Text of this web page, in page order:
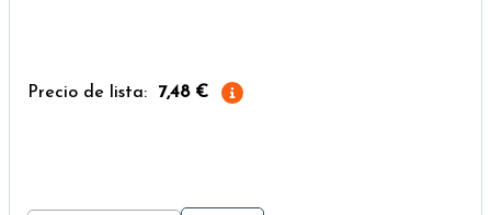
Precio de lista: 7,48 €